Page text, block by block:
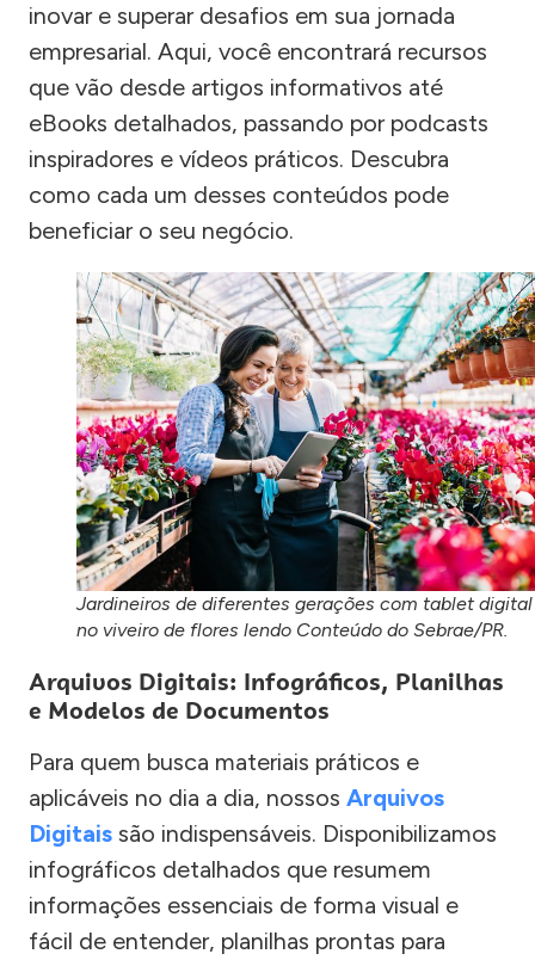
inovar e superar desafios em sua jornada
empresarial. Aqui, você encontrará recursos
que vão desde artigos informativos até
eBooks detalhados, passando por podcasts
inspiradores e vídeos práticos. Descubra
como cada um desses conteúdos pode
beneficiar o seu negócio.
Jardineiros de diferentes gerações com tablet digital
no viveiro de flores lendo Conteúdo do Sebrae/PR.
Arquivos Digitais: Infográficos, Planilhas
e Modelos de Documentos
Para quem busca materiais práticos e
aplicáveis no dia a dia, nossos Arquivos
Digitais são indispensáveis. Disponibilizamos
infográficos detalhados que resumem
informações essenciais de forma visual e
fácil de entender, planilhas prontas para